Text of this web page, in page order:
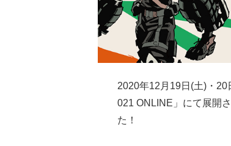
2020年12月19日(土)・
021 ONLINE」にて展開さ
た！